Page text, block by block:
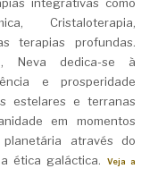
integrativas como
Cristaloterapia,
terapias profundas.
Neva dedica-se à
e prosperidade
estelares e terranas
em momentos
através do
ética galáctica.
Veja a